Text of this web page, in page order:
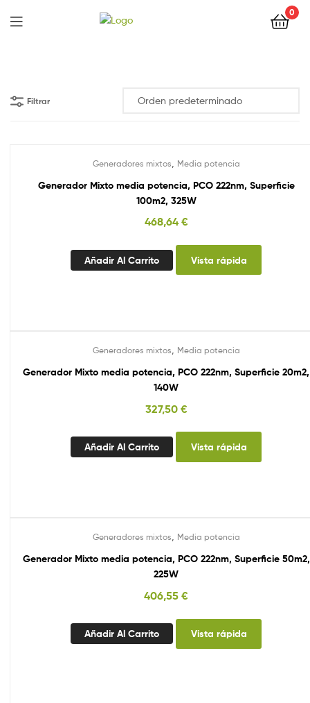
0
Filtrar
Generadores mixtos Media potencia
Generador Mixto media potencia, PCO 222nm, Superficie
100m2, 325W
468,64 €
Añadir Al Carrito Vista rápida
Generadores mixtos Media potencia
Generador Mixto media potencia, PCO 222nm, Superficie 20m2,
140W
327,50 €
Añadir Al Carrito Vista rápida
Generadores mixtos, Media potencia
Generador Mixto media potencia, PCO 222nm, Superficie 50m2,
225W
406,55 €
Añadir Al Carrito Vista rápida